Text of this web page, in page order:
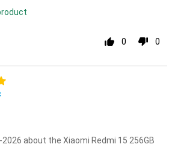
0 0
2026 about the Xiaomi Redmi 15 256GB